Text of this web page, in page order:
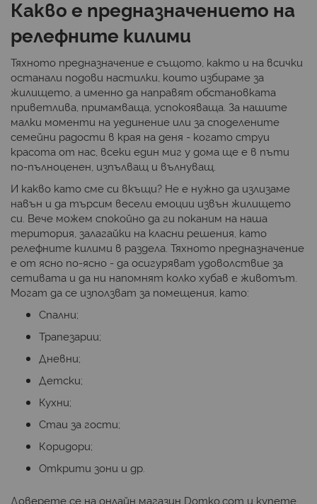
Какво е предназначението на
релефните килими
Тяхното предназначение е същото, както и на всички
останали подови настилки, които избираме за
жилището, а именно да направят обстановката
приветлива, примамваща, успокояваща. За нашите
малки моменти на уединение или за споделените
семейни радости в края на деня - когато струи
красота от нас, всеки един миг у дома ще е в пъти
по-пълноценен, изпълващ и вълнуващ.
И какво като сме си вкъщи? Не е нужно да излизаме
навън и да търсим весели емоции извън жилището
си. Вече можем спокойно да ги поканим на наша
територия, залагайки на класни решения, като
релефните килими в раздела. Тяхното предназначение
е от ясно по-ясно - да осигуряват удоволствие за
сетивата и да ни напомнят колко хубав е животът.
Могат да се използват за помещения, като:
Спални;
Трапезарии;
Дневни;
Детски;
Кухни;
Стаи за гости;
Коридори;
Открити зони и др.
Доверете се на онлайн магазин Domko.com и купете